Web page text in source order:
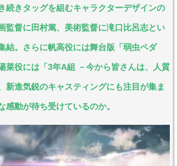
続きタッグを組むキャラクターデザインの
監督に田村篤、美術監督に滝口比呂志とい
結。さらに帆高役には舞台版「弱虫ペダ
菜役には「3年A組 －今から皆さんは、人質
新進気鋭のキャスティングにも注目が集ま
感動が待ち受けているのか。